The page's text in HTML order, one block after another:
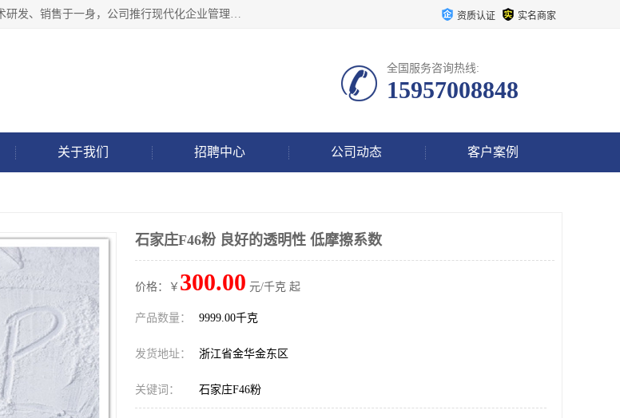
金华氟茂化工科技有限公司，位于浙江省的活力城市金华，公司集化工产品的技术研发、销售于一身，公司推行现代化企业管理理念，公司成立以来吸引了一批技术、业务、能力良好的科技人才，为多种产品的推广流通搭建良好的服务平台。我公司主要经营产品包括：PTFE微粉、FEP微粉、ECTFE、PES微粉等，这些产品由于具有、耐腐蚀、耐高温等性能而广泛应用于许多领域。 资质认证 实名商家
全国服务咨询热线:
15957008848
关于我们 招聘中心 公司动态 客户案例
石家庄F46粉 良好的透明性 低摩擦系数
价格：￥ 300.00 元/千克 起
产品数量： 9999.00千克
发货地址： 浙江省金华金东区
关键词： 石家庄F46粉